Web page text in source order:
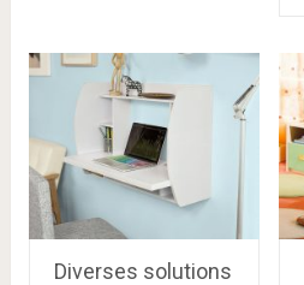
Diverses solutions